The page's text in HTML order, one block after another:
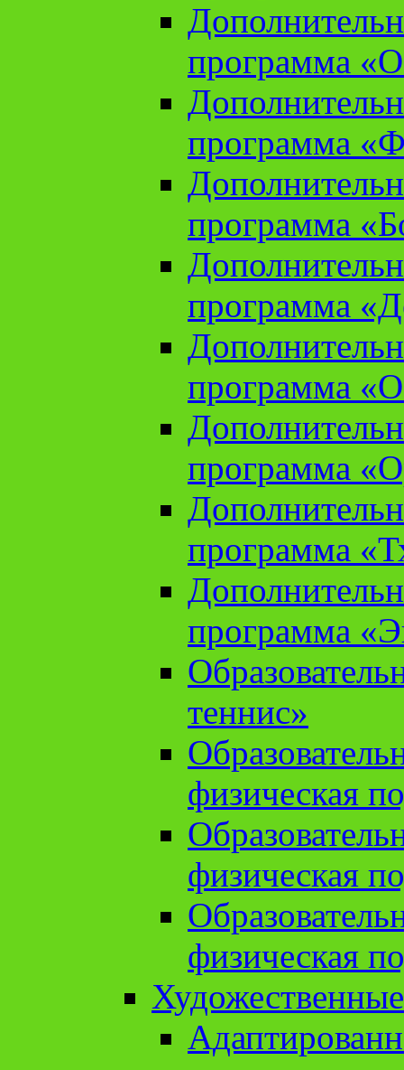
программа
программа
программа
программа
программа
программа
программа
программа
теннис»
физическая
физическая
физическая
Художественные